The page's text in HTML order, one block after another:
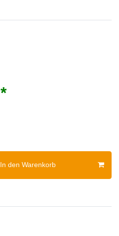
*
In den Warenkorb